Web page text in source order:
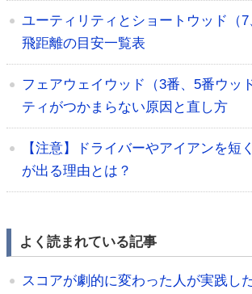
ユーティリティとショートウッド（
飛距離の目安一覧表
フェアウェイウッド（3番、5番ウッ
ティがつかまらない原因と直し方
【注意】ドライバーやアイアンを短
が出る理由とは？
よく読まれている記事
スコアが劇的に変わった人が実践し